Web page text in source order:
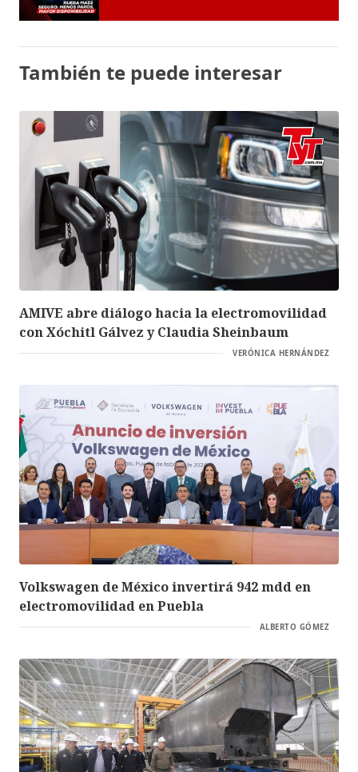
También te puede interesar
AMIVE abre diálogo hacia la electromovilidad
con Xóchitl Gálvez y Claudia Sheinbaum
VERÓNICA HERNÁNDEZ
Volkswagen de México invertirá 942 mdd en
electromovilidad en Puebla
ALBERTO GÓMEZ